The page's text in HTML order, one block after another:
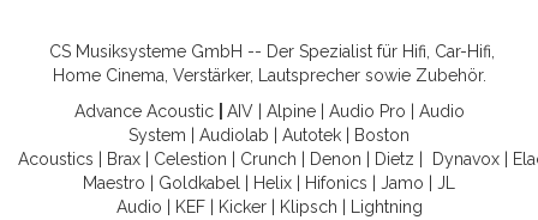
CS Musiksysteme GmbH -- Der Spezialist für Hifi, Car-Hifi,
Home Cinema, Verstärker, Lautsprecher sowie Zubehör.
Advance Acoustic
AIV| Alpine| Audio Pro
Audio
System
Audiolab Autotek
Boston
Acoustics
Brax Celestion Crunch Denon Dietz Dynavox
Maestro
Goldkabel Helix Hifonics Jamo
JL
Audio
KEF| Kicker| Klipsch
Lightning